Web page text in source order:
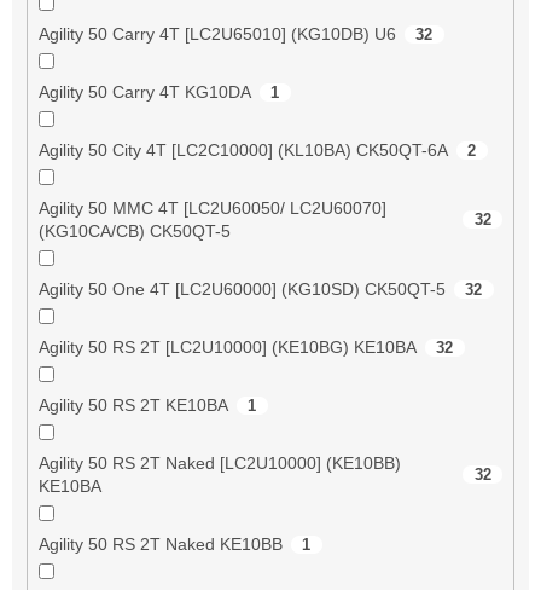
Agility 50 Carry 4T [LC2U65010] (KG10DB) U6 32
Agility 50 Carry 4T KG10DA 1
Agility 50 City 4T [LC2C10000] (KL10BA) CK50QT-6A 2
Agility 50 MMC 4T [LC2U60050/ LC2U60070]
(KG10CA/CB) CK50QT-5
32
Agility 50 One 4T [LC2U60000] (KG10SD) CK50QT-5 32
Agility 50 RS 2T [LC2U10000] (KE10BG) KE10BA 32
Agility 50 RS 2T KE10BA 1
Agility 50 RS 2T Naked [LC2U10000] (KE10BB)
KE10BA
32
Agility 50 RS 2T Naked KE10BB 1